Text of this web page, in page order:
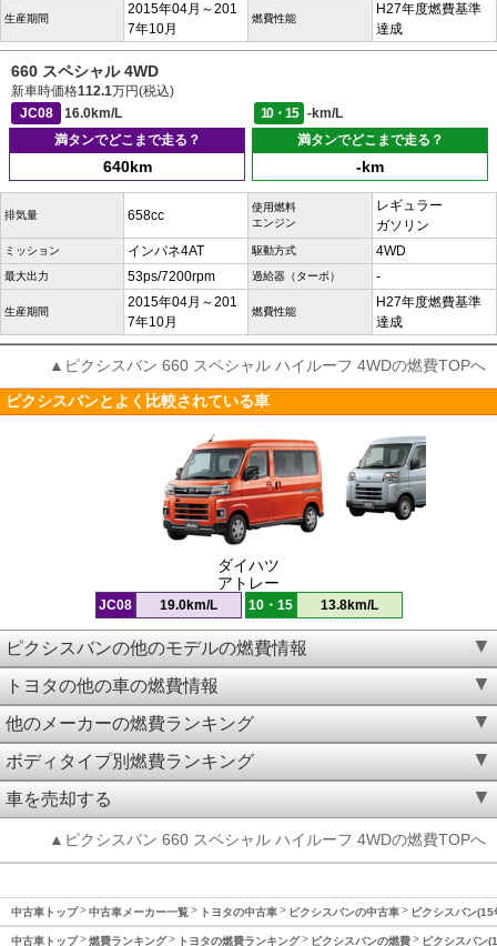
生産期間
2015年04月～201
7年10月
燃費性能
H27年度燃費基準
達成
660 スペシャル 4WD
新車時価格112.1万円(税込)
JC08
16.0km/L 10・15
-km/L
満タンでどこまで走る？
640km
満タンでどこまで走る？
-km
排気量 658cc
使用燃料
エンジン
レギュラー
ガソリン
ミッション インパネ4AT 駆動方式 4WD
最大出力 53ps/7200rpm 過給器（ターボ） -
生産期間
2015年04月～201
7年10月
燃費性能
H27年度燃費基準
達成
▲ピクシスバン 660 スペシャル ハイルーフ 4WDの燃費TOPへ
ピクシスバンとよく比較されている車
ダイハツ
アトレー
JC08 19.0km/L 10・15 13.8km/L
ピクシスバンの他のモデルの燃費情報
トヨタの他の車の燃費情報
他のメーカーの燃費ランキング
ボディタイプ別燃費ランキング
車を売却する
▲ピクシスバン 660 スペシャル ハイルーフ 4WDの燃費TOPへ
中古車トップ 中古車メーカー一覧 トヨタの中古車 ピクシスバンの中古車 ピクシスバン
中古車トップ 燃費ランキング トヨタの燃費ランキング ピクシスバンの燃費 ピクシスバン